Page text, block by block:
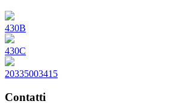
430B
430C
20335003415
Contatti